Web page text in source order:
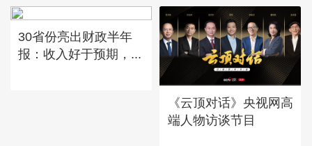
30省份亮出财政半年
报：收入好于预期，...
《云顶对话》央视网高
端人物访谈节目